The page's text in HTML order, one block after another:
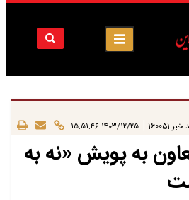
خبر 160051 ۱۴۰۳/۱۲/۲۵ ۱۵:۵۱:۴۶
به پویش «نه به